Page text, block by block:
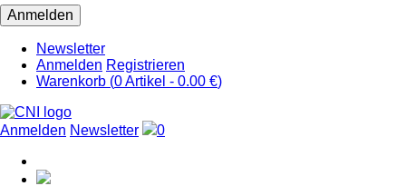
Newsletter
Anmelden Registrieren
Warenkorb (0Artikel - 0.00 €)
Anmelden Newsletter 0